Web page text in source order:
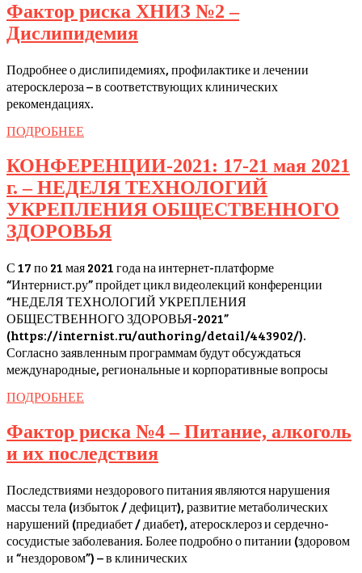
Фактор риска ХНИЗ №2 –
ДислипидемияФактор
ХНИЗ
№2
Подробнее о дислипидемиях, профилактике и лечении
атеросклероза – в соответствующих клинических
рекомендациях.
ПОДРОБНЕЕ
КОНФЕРЕНЦИИ-2021: 17-21 мая 2021
г. – НЕДЕЛЯ ТЕХНОЛОГИЙ
УКРЕПЛЕНИЯ ОБЩЕСТВЕННОГО
ЗДОРОВЬЯКОНФЕРЕНЦИИ-2021:
21
мая
2021
г.
–
УКРЕПЛЕНИЯ
ОБЩЕСТВЕННОГО
ЗДОРОВЬЯ
С 17 по 21 мая 2021 года на интернет-платформе
“Интернист.ру” пройдет цикл видеолекций конференции
“НЕДЕЛЯ ТЕХНОЛОГИЙ УКРЕПЛЕНИЯ
ОБЩЕСТВЕННОГО ЗДОРОВЬЯ-2021”
(https://internist.ru/authoring/detail/443902/).
Согласно заявленным программам будут обсуждаться
международные, региональные и корпоративные вопросы
ПОДРОБНЕЕ
Фактор риска №4 – Питание, алкоголь
и их последствияФактор
№4
–
Питание,
алкоголь
Последствиями нездорового питания являются нарушения
массы тела (избыток / дефицит), развитие метаболических
нарушений (предиабет / диабет), атеросклероз и сердечно-
сосудистые заболевания. Более подробно о питании (здоровом
и “нездоровом”) – в клинических